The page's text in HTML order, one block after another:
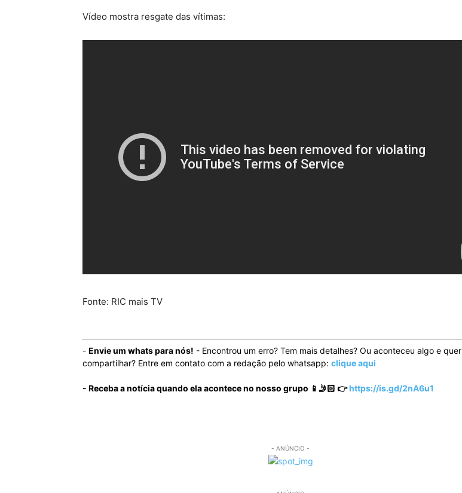
Vídeo mostra resgate das vítimas:
Fonte: RIC mais TV
- Envie um whats para nós! - Encontrou um erro? Tem mais detalhes? Ou aconteceu algo e quer
compartilhar? Entre em contato com a redação pelo whatsapp: clique aqui
- Receba a notícia quando ela acontece no nosso grupo 📱🤳🏻 👉https://is.gd/2nA6u1
- ANÚNCIO -